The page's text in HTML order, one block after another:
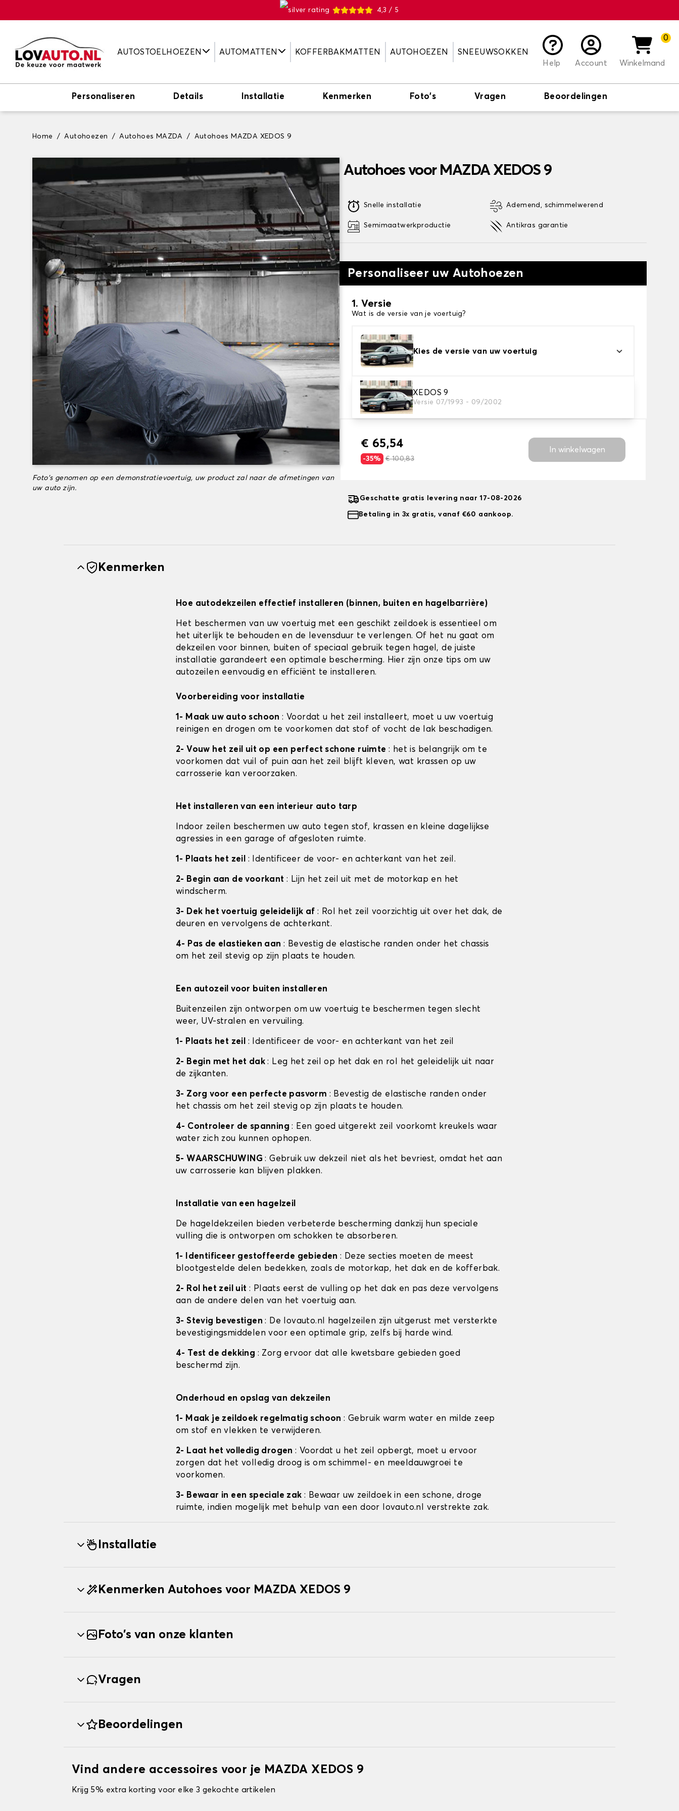
4,3 / 5
AUTOSTOELHOEZEN AUTOMATTEN KOFFERBAKMATTEN AUTOHOEZEN
SNEEUWSOKKEN
Help
Account
0
Winkelmand
Personaliseren Details Installatie Kenmerken Foto's Vragen Beoordelingen
Home Autohoezen Autohoes MAZDA Autohoes MAZDA XEDOS 9
Foto's genomen op een demonstratievoertuig, uw product zal naar de afmetingen van
uw auto zijn.
Autohoes voor MAZDA XEDOS 9
Snelle installatie
Semimaatwerkproductie
Ademend, schimmelwerend
Antikras garantie
Personaliseer uw Autohoezen
1. Versie
Wat is de versie van je voertuig?
Kies de versie van uw voertuig
XEDOS 9
Versie 07/1993 - 09/2002
2. Beschermingsniveau
Kies de juiste beschermhoes voor uw behoeftes
€ 65,54
-35% € 100,83
In winkelwagen
Geschatte gratis levering naar 17-08-2026
Betaling in 3x gratis, vanaf €60 aankoop.
Kenmerken
Hoe autodekzeilen effectief installeren (binnen, buiten en hagelbarrière)
Het beschermen van uw voertuig met een geschikt zeildoek is essentieel om
het uiterlijk te behouden en de levensduur te verlengen. Of het nu gaat om
dekzeilen voor binnen, buiten of speciaal gebruik tegen hagel, de juiste
installatie garandeert een optimale bescherming. Hier zijn onze tips om uw
autozeilen eenvoudig en efficiënt te installeren.
Voorbereiding voor installatie
1- Maak uw auto schoon: Voordat u het zeil installeert, moet u uw voertuig
reinigen en drogen om te voorkomen dat stof of vocht de lak beschadigen.
2- Vouw het zeil uit op een perfect schone ruimte : het is belangrijk om te
voorkomen dat vuil of puin aan het zeil blijft kleven, wat krassen op uw
carrosserie kan veroorzaken.
Het installeren van een interieur auto tarp
Indoor zeilen beschermen uw auto tegen stof, krassen en kleine dagelijkse
agressies in een garage of afgesloten ruimte.
1- Plaats het zeil : Identificeer de voor- en achterkant van het zeil.
2- Begin aan de voorkant : Lijn het zeil uit met de motorkap en het
windscherm.
3- Dek het voertuig geleidelijk af : Rol het zeil voorzichtig uit over het dak, de
deuren en vervolgens de achterkant.
4- Pas de elastieken aan : Bevestig de elastische randen onder het chassis
om het zeil stevig op zijn plaats te houden.
Een autozeil voor buiten installeren
Buitenzeilen zijn ontworpen om uw voertuig te beschermen tegen slecht
weer, UV-stralen en vervuiling.
1- Plaats het zeil : Identificeer de voor- en achterkant van het zeil
2- Begin met het dak: Leg het zeil op het dak en rol het geleidelijk uit naar
de zijkanten.
3- Zorg voor een perfecte pasvorm : Bevestig de elastische randen onder
het chassis om het zeil stevig op zijn plaats te houden.
4- Controleer de spanning: Een goed uitgerekt zeil voorkomt kreukels waar
water zich zou kunnen ophopen.
5- WAARSCHUWING: Gebruik uw dekzeil niet als het bevriest, omdat het aan
uw carrosserie kan blijven plakken.
Installatie van een hagelzeil
De hageldekzeilen bieden verbeterde bescherming dankzij hun speciale
vulling die is ontworpen om schokken te absorberen.
1- Identificeer gestoffeerde gebieden: Deze secties moeten de meest
blootgestelde delen bedekken, zoals de motorkap, het dak en de kofferbak.
2- Rol het zeil uit : Plaats eerst de vulling op het dak en pas deze vervolgens
aan de andere delen van het voertuig aan.
3- Stevig bevestigen: De lovauto.nl hagelzeilen zijn uitgerust met versterkte
bevestigingsmiddelen voor een optimale grip, zelfs bij harde wind.
4- Test de dekking : Zorg ervoor dat alle kwetsbare gebieden goed
beschermd zijn.
Onderhoud en opslag van dekzeilen
1- Maak je zeildoek regelmatig schoon: Gebruik warm water en milde zeep
om stof en vlekken te verwijderen.
2- Laat het volledig drogen: Voordat u het zeil opbergt, moet u ervoor
zorgen dat het volledig droog is om schimmel- en meeldauwgroei te
voorkomen.
3- Bewaar in een speciale zak : Bewaar uw zeildoek in een schone, droge
ruimte, indien mogelijk met behulp van een door lovauto.nl verstrekte zak.
Installatie
Kenmerken Autohoes voor MAZDA XEDOS 9
Foto's van onze klanten
Vragen
Beoordelingen
Vind andere accessoires voor je MAZDA XEDOS 9
Krijg 5% extra korting voor elke 3 gekochte artikelen